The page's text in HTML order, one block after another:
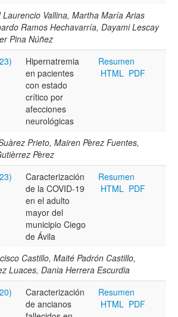
Vallina, Martha María Arias
Ramos Hechavarría, Dayami Lescay
Pina Núñez
Hipernatremia
en pacientes
con estado
crítico por
afecciones
neurológicas
Resumen
HTML PDF
Prieto, Mairen Pèrez Fuentes,
Pèrez
Caracterización
de la COVID-19
en el adulto
mayor del
municipio Ciego
de Ávila
Resumen
HTML PDF
Castillo, Maité Padrón Castillo,
Luaces, Dania Herrera Escurdia
Caracterización
de ancianos
Resumen
HTML PDF